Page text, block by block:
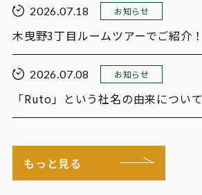
2026.07.18 お知らせ
木曳野3丁目ルームツアーでご紹介！
2026.07.08 お知らせ
「Ruto」という社名の由来について
もっと見る